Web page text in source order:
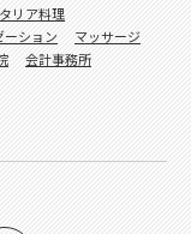
リア料理
ーション
マッサージ
会計事務所